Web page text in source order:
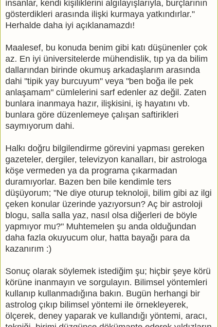
insanlar, kendi kişiliklerini algılayışlarıyla, burçlarının
gösterdikleri arasında ilişki kurmaya yatkındırlar."
Herhalde daha iyi açıklanamazdı!
Maalesef, bu konuda benim gibi katı düşünenler çok
az. En iyi üniversitelerde mühendislik, tıp ya da bilim
dallarından birinde okumuş arkadaşlarım arasında
dahi "tipik yay burcuyum" veya "ben boğa ile pek
anlaşamam" cümlelerini sarf edenler az değil. Zaten
bunlara inanmaya hazır, ilişkisini, iş hayatını vb.
bunlara göre düzenlemeye çalışan saftirikleri
saymıyorum dahi.
Halkı doğru bilgilendirme görevini yapması gereken
gazeteler, dergiler, televizyon kanalları, bir astrologa
köşe vermeden ya da programa çıkarmadan
duramıyorlar. Bazen ben bile kendimle ters
düşüyorum; "Ne diye oturup teknoloji, bilim gibi az ilgi
çeken konular üzerinde yazıyorsun? Aç bir astroloji
blogu, salla salla yaz, nasıl olsa diğerleri de böyle
yapmıyor mu?" Muhtemelen şu anda olduğundan
daha fazla okuyucum olur, hatta bayağı para da
kazanırım :)
Sonuç olarak söylemek istediğim şu; hiçbir şeye körü
körüne inanmayın ve sorgulayın. Bilimsel yöntemleri
kullanıp kullanmadığına bakın. Bugün herhangi bir
astrolog çıkıp bilimsel yöntemi ile örnekleyerek,
ölçerek, deney yaparak ve kullandığı yöntemi, aracı,